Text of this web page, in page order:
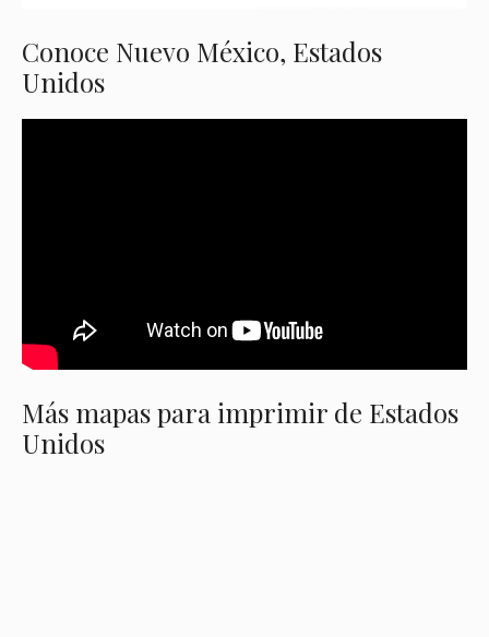
Conoce Nuevo México, Estados
Unidos
Más mapas para imprimir de Estados
Unidos